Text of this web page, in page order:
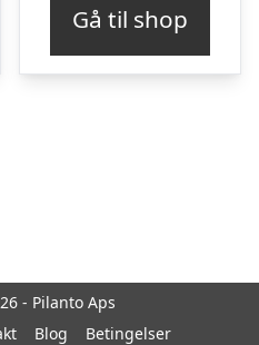
Gå til shop
- Pilanto Aps
Blog Betingelser